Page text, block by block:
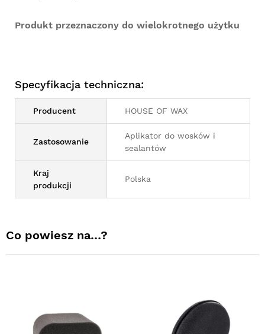
Produkt przeznaczony do wielokrotnego użytku
Specyfikacja techniczna:
Producent HOUSE OF WAX
Zastosowanie
Aplikator do wosków i
sealantów
Kraj
produkcji
Polska
Co powiesz na…?